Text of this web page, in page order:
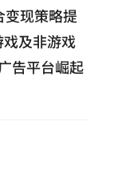
现策略提
及非游戏
告平台崛起